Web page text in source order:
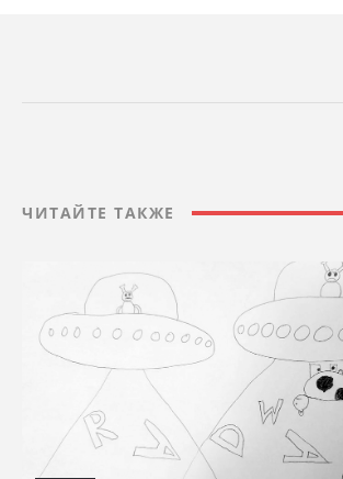
ЧИТАЙТЕ ТАКЖЕ